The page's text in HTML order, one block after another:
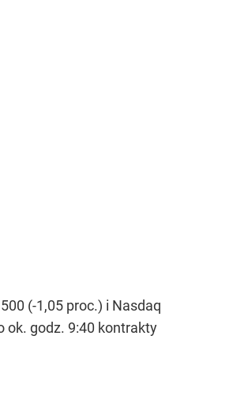
(-1,05 proc.) i Nasdaq
ok. godz. 9:40 kontrakty